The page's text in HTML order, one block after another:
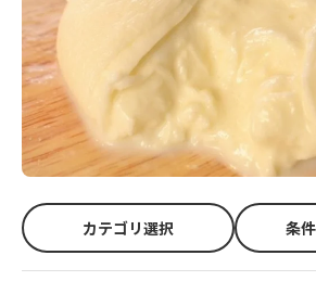
カテゴリ選択 条